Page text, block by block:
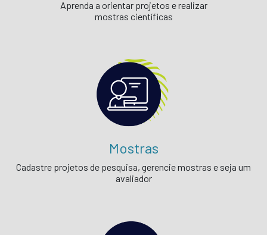
Aprenda a orientar projetos e realizar
mostras científicas
Mostras
Cadastre projetos de pesquisa, gerencie mostras e seja um
avaliador